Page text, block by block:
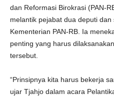
dan Reformasi Birokrasi (PAN-
melantik pejabat dua deputi
Kementerian PAN-RB. Ia
penting yang harus
tersebut.
“Prinsipnya kita harus bekerja
ujar Tjahjo dalam acara